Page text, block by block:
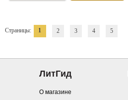
Страницы: 1 2 3 4 5
ЛитГид
О магазине